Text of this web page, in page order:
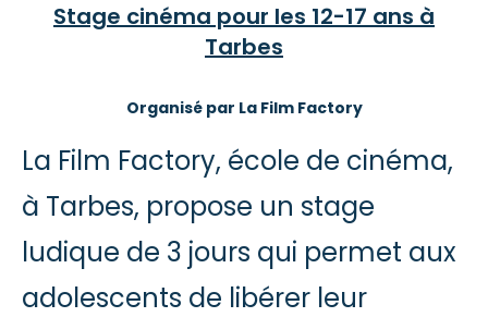
Stage cinéma pour les 12-17 ans à
Tarbes
Organisé par La Film Factory
La Film Factory, école de cinéma,
à Tarbes, propose un stage
ludique de 3 jours qui permet aux
adolescents de libérer leur